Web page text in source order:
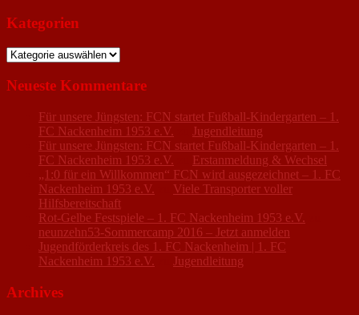
Kategorien
Kategorien
Neueste Kommentare
Für unsere Jüngsten: FCN startet Fußball-Kindergarten – 1.
FC Nackenheim 1953 e.V.
Jugendleitung
Für unsere Jüngsten: FCN startet Fußball-Kindergarten – 1.
FC Nackenheim 1953 e.V.
Erstanmeldung & Wechsel
„1:0 für ein Willkommen“ FCN wird ausgezeichnet – 1. FC
Nackenheim 1953 e.V.
Viele Transporter voller
Hilfsbereitschaft
Rot-Gelbe Festspiele – 1. FC Nackenheim 1953 e.V.
neunzehn53-Sommercamp 2016 – Jetzt anmelden
Jugendförderkreis des 1. FC Nackenheim | 1. FC
Nackenheim 1953 e.V.
Jugendleitung
Archives